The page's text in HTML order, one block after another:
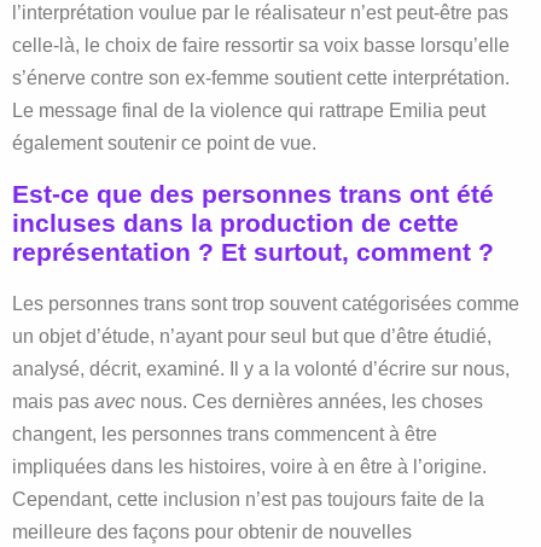
l’interprétation voulue par le réalisateur n’est peut-être pas
celle-là, le choix de faire ressortir sa voix basse lorsqu’elle
s’énerve contre son ex-femme soutient cette interprétation.
Le message final de la violence qui rattrape Emilia peut
également soutenir ce point de vue.
Est-ce que des personnes trans ont été
incluses dans la production de cette
représentation ? Et surtout, comment ?
Les personnes trans sont trop souvent catégorisées comme
un objet d’étude, n’ayant pour seul but que d’être étudié,
analysé, décrit, examiné. Il y a la volonté d’écrire sur nous,
mais pas avec nous. Ces dernières années, les choses
changent, les personnes trans commencent à être
impliquées dans les histoires, voire à en être à l’origine.
Cependant, cette inclusion n’est pas toujours faite de la
meilleure des façons pour obtenir de nouvelles